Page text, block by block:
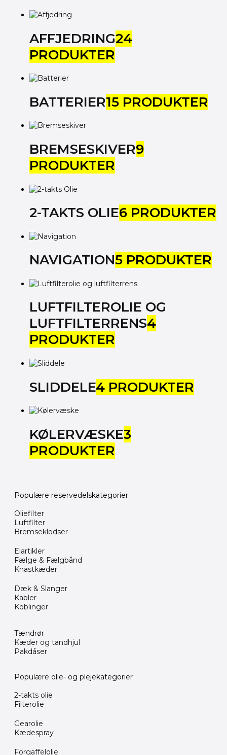
AFFJEDRING24
PRODUKTER
BATTERIER15 PRODUKTER
BREMSESKIVER9
PRODUKTER
2-TAKTS OLIE6 PRODUKTER
NAVIGATION5 PRODUKTER
LUFTFILTEROLIE OG
LUFTFILTERRENS4
PRODUKTER
SLIDDELE4 PRODUKTER
KØLERVÆSKE3
PRODUKTER
Populære reservedelskategorier
Oliefilter
Luftfilter
Bremseklodser
Elartikler
Fælge & Fælgbånd
Knastkæder
Dæk & Slanger
Kabler
Koblinger
Tændrør
Kæder og tandhjul
Pakdåser
Populære olie- og plejekategorier
2-takts olie
Filterolie
Gearolie
Kædespray
Forgaffelolie